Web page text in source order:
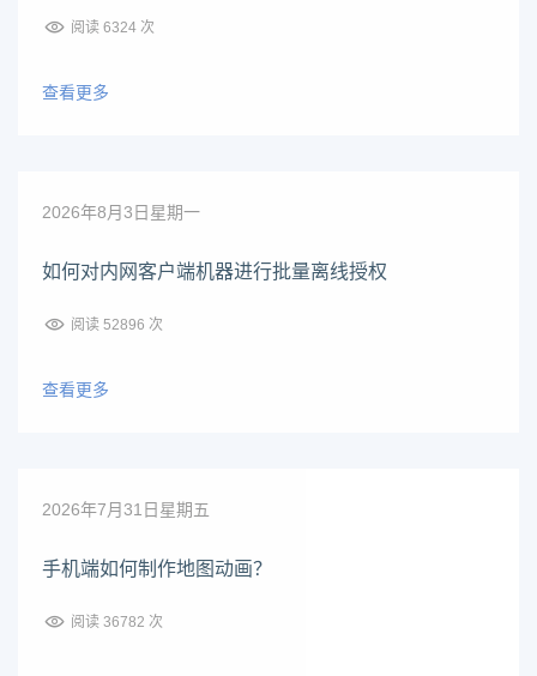
阅读 6324 次
查看更多
2026年8月3日星期一
如何对内网客户端机器进行批量离线授权
阅读 52896 次
查看更多
2026年7月31日星期五
手机端如何制作地图动画？
阅读 36782 次